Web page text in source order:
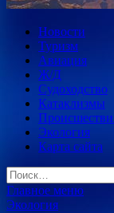
Новости
Туризм
Авиация
Ж/Д
Судоходство
Катаклизмы
Экология
Карта сайта
Найти:
Главное меню
Экология